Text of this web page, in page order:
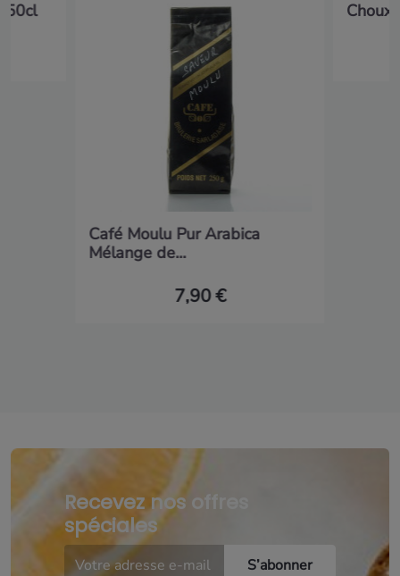
50cl
Café Moulu Pur Arabica
Mélange de...
7,90 €
Choux
Recevez nos offres
spéciales